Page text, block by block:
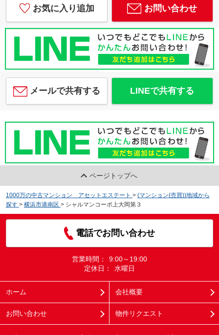
お気に入り追加 お問い合わせ
メールで共有する LINEで共有する
ページトップへ
1000万の中古マンション アセットエステート > (マンション(売買))地域から
探す > 横浜市港南区 > シャルマンコーポ上大岡第３
電話でお問い合わせ
営業時間：
9:00～19:00
定休日：
水曜日
ホーム 会社概要
お問い合わせ 物件リクエスト